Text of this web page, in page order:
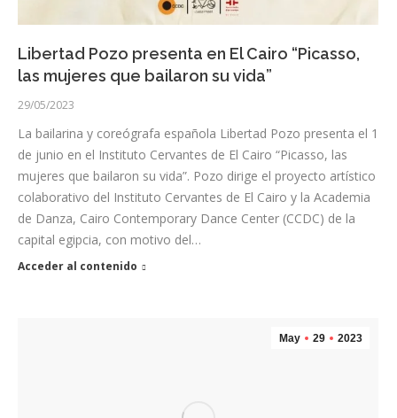
Libertad Pozo presenta en El Cairo “Picasso,
las mujeres que bailaron su vida”
29/05/2023
La bailarina y coreógrafa española Libertad Pozo presenta el 1
de junio en el Instituto Cervantes de El Cairo “Picasso, las
mujeres que bailaron su vida”. Pozo dirige el proyecto artístico
colaborativo del Instituto Cervantes de El Cairo y la Academia
de Danza, Cairo Contemporary Dance Center (CCDC) de la
capital egipcia, con motivo del…
Acceder al contenido
May 29 2023